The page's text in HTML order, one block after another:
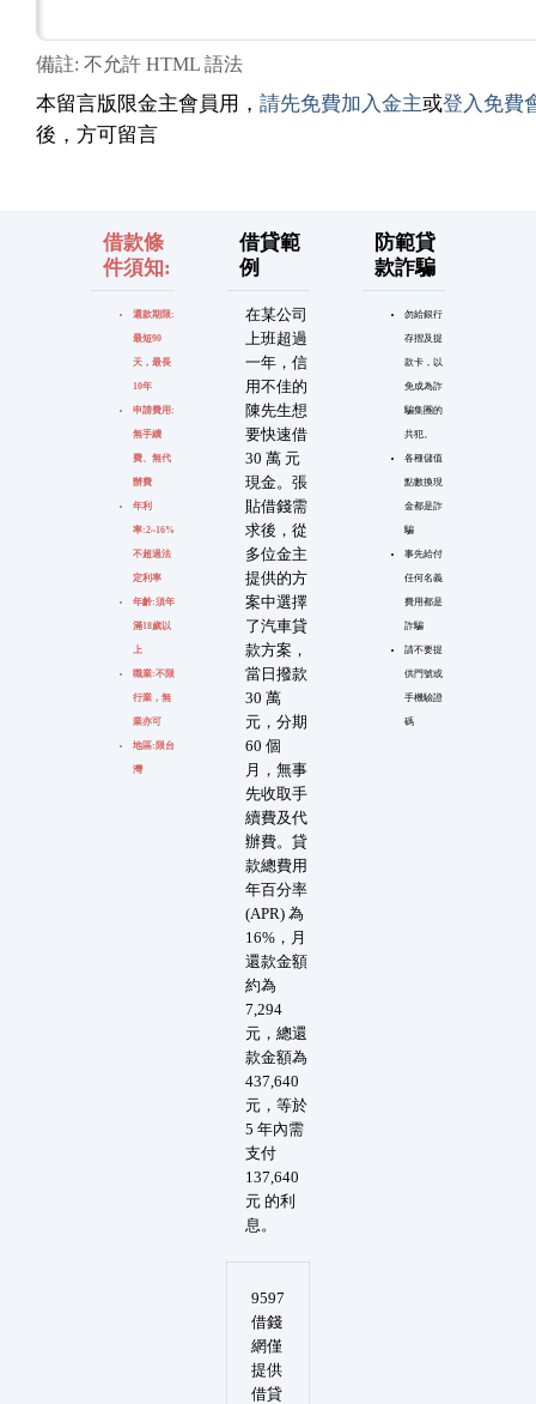
備註: 不允許 HTML 語法
本留言版限金主會員用， 請先免費加入金主或登入免費
後，方可留言
借款條
件須知:
還款期限:
最短90
天，最長
10年
申請費用:
無手續
費、無代
辦費
年利
率:2~16%
不超過法
定利率
年齡:須年
滿18歲以
上
職業:不限
行業，無
業亦可
地區:限台
灣
借貸範
例
在某公司
上班超過
一年，信
用不佳的
陳先生想
要快速借
30 萬 元
現金。張
貼借錢需
求後，從
多位金主
提供的方
案中選擇
了汽車貸
款方案，
當日撥款
30 萬
元，分期
60 個
月，無事
先收取手
續費及代
辦費。貸
款總費用
年百分率
(APR) 為
16%，月
還款金額
約為
7,294
元，總還
款金額為
437,640
元，等於
5 年內需
支付
137,640
元 的利
息。
防範貸
款詐騙
勿給銀行
存摺及提
款卡，以
免成為詐
騙集團的
共犯。
各種儲值
點數換現
金都是詐
騙
事先給付
任何名義
費用都是
詐騙
請不要提
供門號或
手機驗證
碼
9597
借錢
網僅
提供
借貸